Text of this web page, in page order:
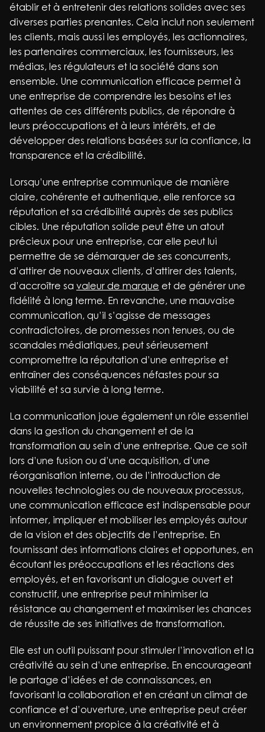
établir et à entretenir des relations solides avec ses
diverses parties prenantes. Cela inclut non seulement
les clients, mais aussi les employés, les actionnaires,
les partenaires commerciaux, les fournisseurs, les
médias, les régulateurs et la société dans son
ensemble. Une communication efficace permet à
une entreprise de comprendre les besoins et les
attentes de ces différents publics, de répondre à
leurs préoccupations et à leurs intérêts, et de
développer des relations basées sur la confiance, la
transparence et la crédibilité.
Lorsqu’une entreprise communique de manière
claire, cohérente et authentique, elle renforce sa
réputation et sa crédibilité auprès de ses publics
cibles. Une réputation solide peut être un atout
précieux pour une entreprise, car elle peut lui
permettre de se démarquer de ses concurrents,
d’attirer de nouveaux clients, d’attirer des talents,
d’accroître sa valeur de marque et de générer une
fidélité à long terme. En revanche, une mauvaise
communication, qu’il s’agisse de messages
contradictoires, de promesses non tenues, ou de
scandales médiatiques, peut sérieusement
compromettre la réputation d’une entreprise et
entraîner des conséquences néfastes pour sa
viabilité et sa survie à long terme.
La communication joue également un rôle essentiel
dans la gestion du changement et de la
transformation au sein d’une entreprise. Que ce soit
lors d’une fusion ou d’une acquisition, d’une
réorganisation interne, ou de l’introduction de
nouvelles technologies ou de nouveaux processus,
une communication efficace est indispensable pour
informer, impliquer et mobiliser les employés autour
de la vision et des objectifs de l’entreprise. En
fournissant des informations claires et opportunes, en
écoutant les préoccupations et les réactions des
employés, et en favorisant un dialogue ouvert et
constructif, une entreprise peut minimiser la
résistance au changement et maximiser les chances
de réussite de ses initiatives de transformation.
Elle est un outil puissant pour stimuler l’innovation et la
créativité au sein d’une entreprise. En encourageant
le partage d’idées et de connaissances, en
favorisant la collaboration et en créant un climat de
confiance et d’ouverture, une entreprise peut créer
un environnement propice à la créativité et à